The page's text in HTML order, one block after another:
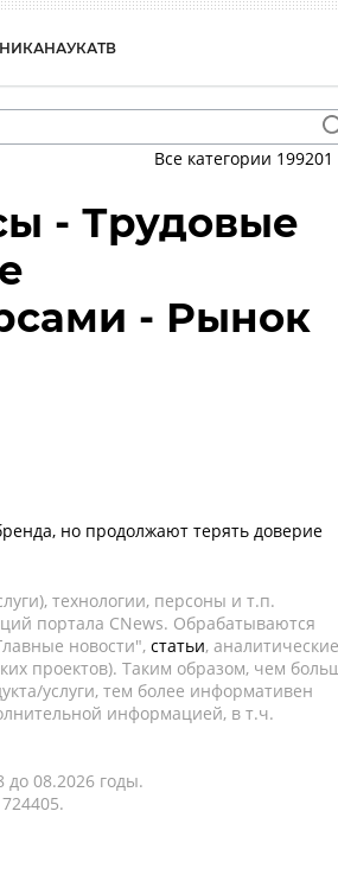
НАУКАТВ
Все категории 199201
- Трудовые
- Рынок
но продолжают терять доверие
технологии, персоны и т.п.
портала CNews. Обрабатываются
новости", статьи, аналитические
проектов). Таким образом, чем
услуги, тем более информативен
информацией, в т.ч.
до 08.2026 годы.